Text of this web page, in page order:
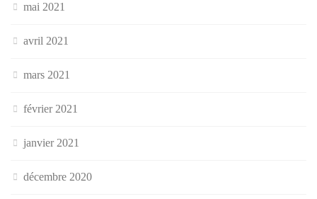
mai 2021
avril 2021
mars 2021
février 2021
janvier 2021
décembre 2020